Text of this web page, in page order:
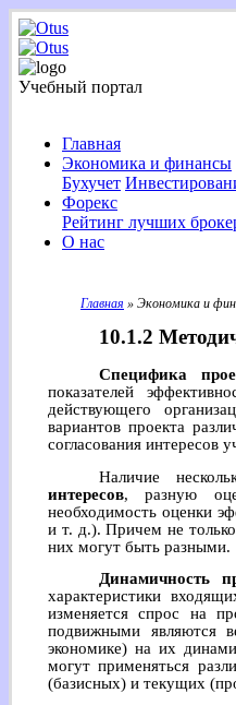
Учебный портал
Главная
Экономика и финансы
Бухучет
Форекс
Рейтинг лучших
О нас
Главная » Экономика и
10.1.2
Специфика
показателей
действующего
вариантов проекта
согласования интересов
Наличие
интересов, разную
необходимость оценки
и т. д.). Причем не
них могут быть разными.
Динамичность
характеристики
изменяется спрос на
подвижными являются
экономике) на их
могут применяться
(базисных) и текущих